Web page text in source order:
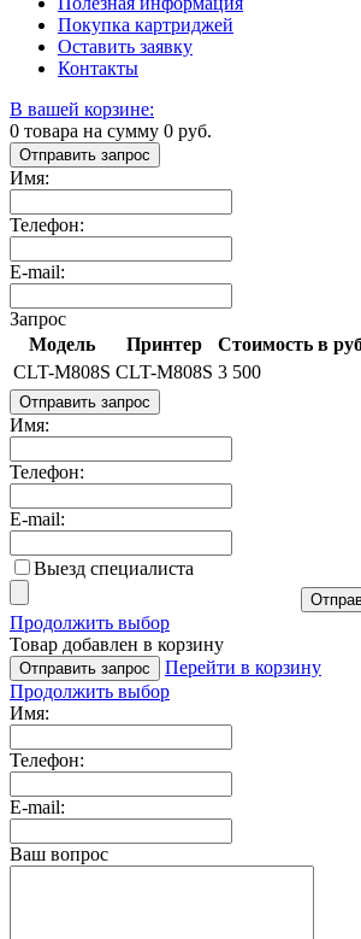
Покупка картриджей
Оставить заявку
Контакты
В вашей корзине:
0 товара на сумму 0 руб.
Отправить запрос
Имя:
Телефон:
E-mail:
Запрос
Модель
Принтер Стоимость в
CLT-M808S CLT-M808S 3 500
Отправить запрос
Имя:
Телефон:
E-mail:
Выезд специалиста
Продолжить выбор
Товар добавлен в корзину
Отправить запрос
Перейти в корзину
Продолжить выбор
Имя:
Телефон:
E-mail:
Ваш вопрос